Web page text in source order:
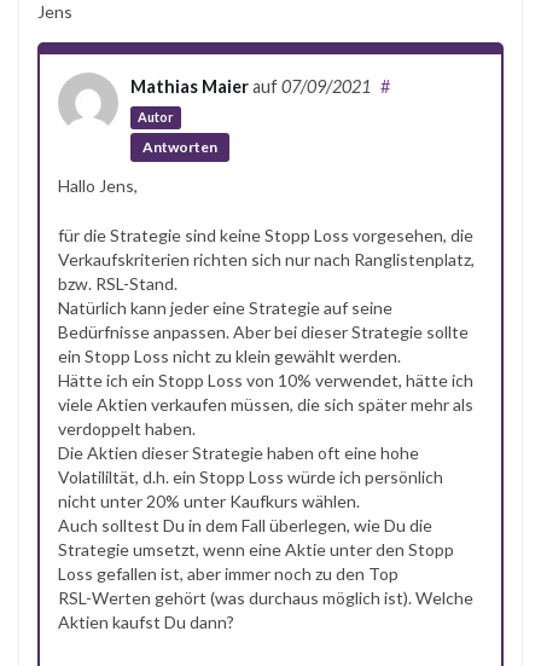
Jens
Mathias Maierauf07/09/2021
Autor
#
Antworten
Hallo Jens,
für die Strategie sind keine Stopp Loss vorgesehen, die
Verkaufskriterien richten sich nur nach Ranglistenplatz,
bzw. RSL-Stand.
Natürlich kann jeder eine Strategie auf seine
Bedürfnisse anpassen. Aber bei dieser Strategie sollte
ein Stopp Loss nicht zu klein gewählt werden.
Hätte ich ein Stopp Loss von 10% verwendet, hätte ich
viele Aktien verkaufen müssen, die sich später mehr als
verdoppelt haben.
Die Aktien dieser Strategie haben oft eine hohe
Volatililtät, d.h. ein Stopp Loss würde ich persönlich
nicht unter 20% unter Kaufkurs wählen.
Auch solltest Du in dem Fall überlegen, wie Du die
Strategie umsetzt, wenn eine Aktie unter den Stopp
Loss gefallen ist, aber immer noch zu den Top
RSL-Werten gehört (was durchaus möglich ist). Welche
Aktien kaufst Du dann?